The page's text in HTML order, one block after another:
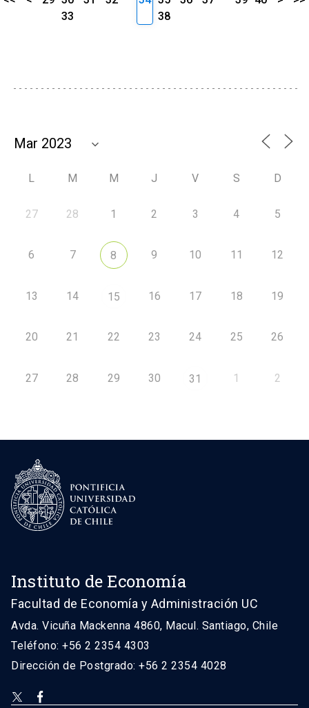
33
38
L M M J V S D
27 28 1 2 3 4 5
6 7 8 9 10 11 12
13 14 15 16 17 18 19
20 21 22 23 24 25 26
27 28 29 30 31 1 2
Instituto de Economía
Facultad de Economía y Administración UC
Avda. Vicuña Mackenna 4860, Macul. Santiago, Chile
Teléfono: +56 2 2354 4303
Dirección de Postgrado: +56 2 2354 4028